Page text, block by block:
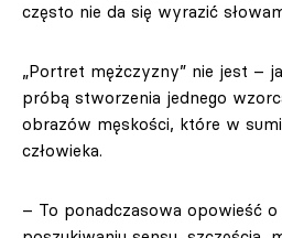
często nie da się wyrazić
„Portret mężczyzny” nie jest –
próbą stworzenia jednego
obrazów męskości, które w
człowieka.
– To ponadczasowa opowieść o